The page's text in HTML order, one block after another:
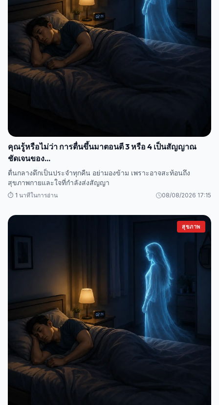
คุณรู้หรือไม่ว่า การตื่นขึ้นมาตอนตี 3 หรือ 4 เป็นสัญญาณ
ชัดเจนของ...
ตื่นกลางดึกเป็นประจำทุกคืน อย่ามองข้าม เพราะอาจสะท้อนถึง
สุขภาพกายและใจที่กำลังส่งสัญญา
⏱️ 1 นาทีในการอ่าน 08/08/2026 17:15
สุขภาพ